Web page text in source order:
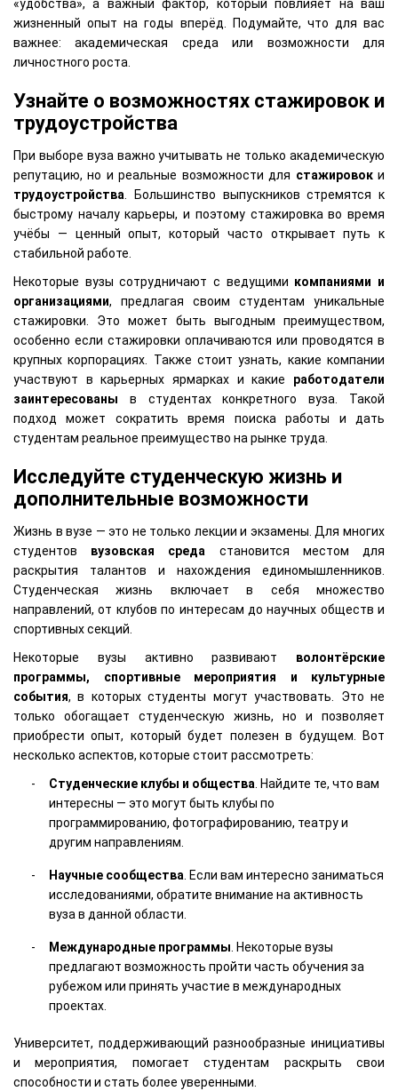
«удобства», а важный фактор, который повлияет на ваш
жизненный опыт на годы вперёд. Подумайте, что для вас
важнее: академическая среда или возможности для
личностного роста.
Узнайте о возможностях стажировок и
трудоустройства
При выборе вуза важно учитывать не только академическую
репутацию, но и реальные возможности для стажировоки
трудоустройства . Большинство выпускников стремятся к
быстрому началу карьеры, и поэтому стажировка во время
учёбы — ценный опыт, который часто открывает путь к
стабильной работе.
Некоторые вузы сотрудничают с ведущими компаниями и
организациями, предлагая своим студентам уникальные
стажировки. Это может быть выгодным преимуществом,
особенно если стажировки оплачиваются или проводятся в
крупных корпорациях. Также стоит узнать, какие компании
участвуют в карьерных ярмарках и какие работодатели
заинтересованы в студентах конкретного вуза. Такой
подход может сократить время поиска работы и дать
студентам реальное преимущество на рынке труда.
Исследуйте студенческую жизнь и
дополнительные возможности
Жизнь в вузе — это не только лекции и экзамены. Для многих
студентов вузовская среда становится местом для
раскрытия талантов и нахождения единомышленников.
Студенческая жизнь включает в себя множество
направлений, от клубов по интересам до научных обществ и
спортивных секций.
Некоторые вузы активно развивают волонтёрские
программы, спортивные мероприятия и культурные
события, в которых студенты могут участвовать. Это не
только обогащает студенческую жизнь, но и позволяет
приобрести опыт, который будет полезен в будущем. Вот
несколько аспектов, которые стоит рассмотреть:
Студенческие клубы и общества . Найдите те, что вам
интересны — это могут быть клубы по
программированию, фотографированию, театру и
другим направлениям.
Научные сообщества . Если вам интересно заниматься
исследованиями, обратите внимание на активность
вуза в данной области.
Международные программы . Некоторые вузы
предлагают возможность пройти часть обучения за
рубежом или принять участие в международных
проектах.
Университет, поддерживающий разнообразные инициативы
и мероприятия, помогает студентам раскрыть свои
способности и стать более уверенными.